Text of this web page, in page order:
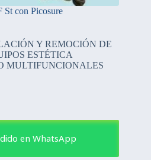
St con Picosure
Y REMOCIÓN DE
ESTÉTICA
MULTIFUNCIONALES
en WhatsApp